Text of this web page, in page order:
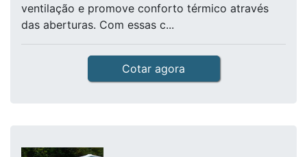
ventilação e promove conforto térmico através
das aberturas. Com essas c...
Cotar agora